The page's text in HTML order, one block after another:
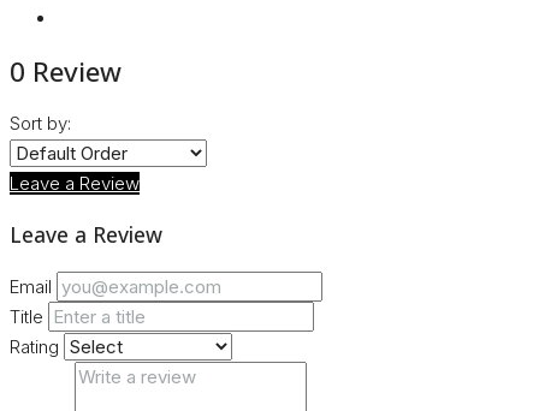
0 Review
Sort by:
Leave a Review
Leave a Review
Email
Title
Rating